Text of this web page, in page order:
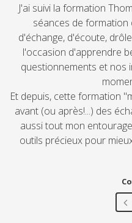
J'ai suivi la formation
séances de
d'échange, d'écoute,
l'occasion d'apprendre
questionnements et nos
Et depuis, cette formation
avant (ou après!...) des
aussi tout mon
outils précieux pour